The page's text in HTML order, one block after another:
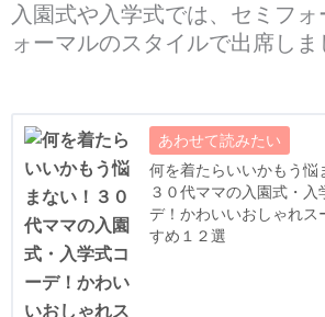
入園式や入学式では、セミフ
ォーマルのスタイルで出席しま
何を着たらいいかもう悩
３０代ママの入園式・入
デ！かわいいおしゃれス
すめ１２選